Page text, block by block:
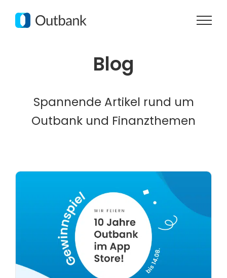
Inhalt
springen
Blog
Spannende Artikel rund um
Outbank und Finanzthemen